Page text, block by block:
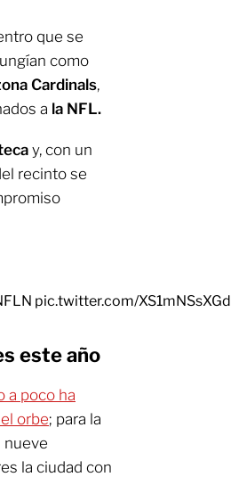
que se
como
Cardinals,
a la NFL.
y, con un
recinto se
pic.twitter.com/XS1mNSsXGd
este año
a poco ha
orbe; para la
nueve
la ciudad con